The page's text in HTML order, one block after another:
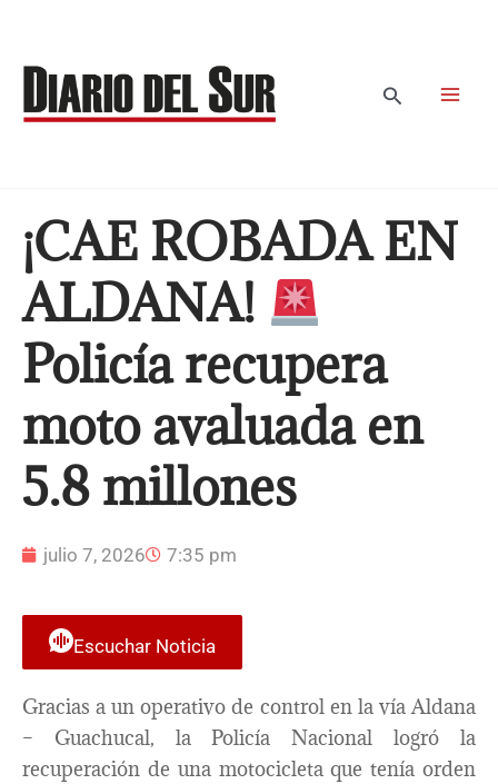
contenido
Buscar
¡CAE ROBADA EN
ALDANA!
Policía recupera
moto avaluada en
5.8 millones
julio 7, 2026 7:35 pm
Escuchar Noticia
Gracias a un operativo de control en la vía Aldana
– Guachucal, la Policía Nacional logró la
recuperación de una motocicleta que tenía orden